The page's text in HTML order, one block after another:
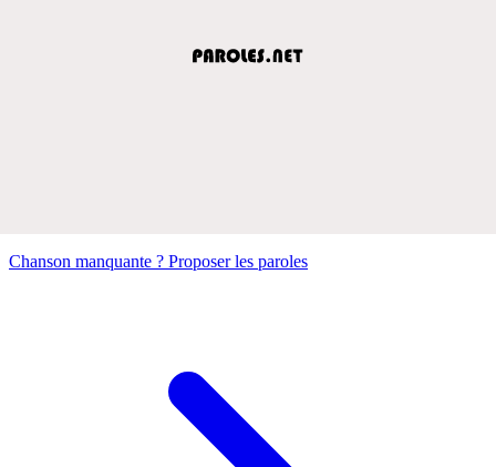
Chanson manquante ? Proposer les paroles